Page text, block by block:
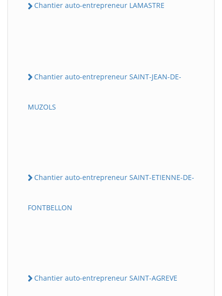
Chantier auto-entrepreneur LAMASTRE
Chantier auto-entrepreneur SAINT-JEAN-DE-
MUZOLS
Chantier auto-entrepreneur SAINT-ETIENNE-DE-
FONTBELLON
Chantier auto-entrepreneur SAINT-AGREVE